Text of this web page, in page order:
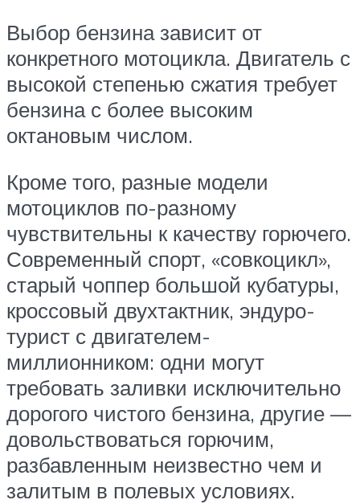
Выбор бензина зависит от
конкретного мотоцикла. Двигатель с
высокой степенью сжатия требует
бензина с более высоким
октановым числом.
Кроме того, разные модели
мотоциклов по-разному
чувствительны к качеству горючего.
Современный спорт, «совкоцикл»,
старый чоппер большой кубатуры,
кроссовый двухтактник, эндуро-
турист с двигателем-
миллионником: одни могут
требовать заливки исключительно
дорогого чистого бензина, другие —
довольствоваться горючим,
разбавленным неизвестно чем и
залитым в полевых условиях.